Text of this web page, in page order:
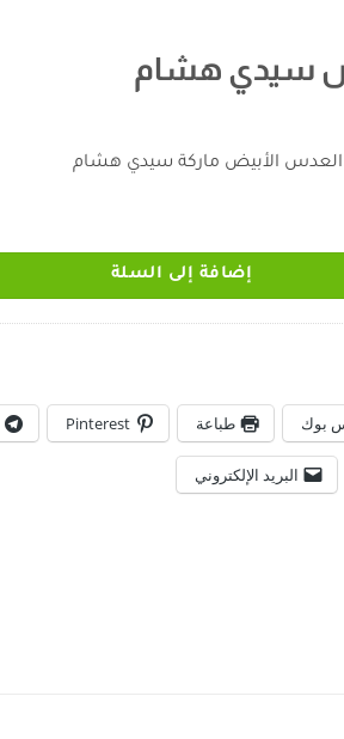
سيدي هشام
العدس الأبيض ماركة سيدي هشام
هشام
إضافة إلى السلة
بوك طباعة Pinterest
البريد الإلكتروني